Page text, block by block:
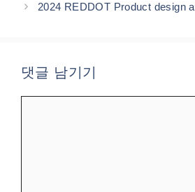
2024 REDDOT Product design
댓글 남기기